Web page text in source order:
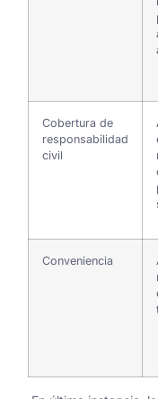
Cobertura de
responsabilidad
civil
Conveniencia